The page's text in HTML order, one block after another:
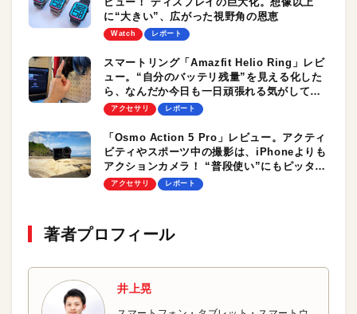
に“大きい”、広がった視野角の恩恵
Watch レポート
スマートリング「Amazfit Helio Ring」レビ
ュー。“自分のバッテリ残量”を見える化した
ら、なんだか今日も一日頑張れる気がしてき
た！
アクセサリ レポート
「Osmo Action 5 Pro」レビュー。アクティ
ビティやスポーツ中の撮影は、iPhoneよりも
アクションカメラ！ “普段使い”にもピッタリ
の1台でした
アクセサリ レポート
著者プロフィール
井上晃